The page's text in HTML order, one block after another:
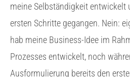
meine Selbständigkeit entwickelt
ersten Schritte gegangen. Nein:
hab meine Business-Idee im
Prozesses entwickelt, noch
Ausformulierung bereits den